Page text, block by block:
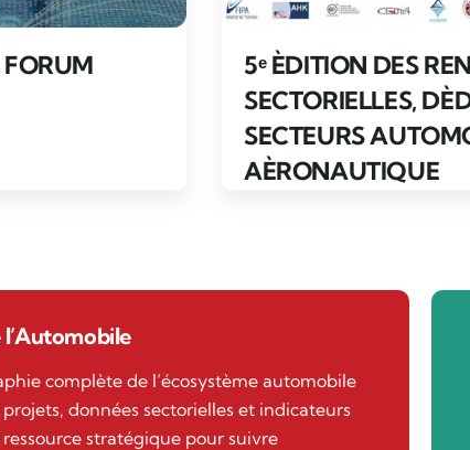
5ᵉ ÈDITION DES
SECTORIELLES,
SECTEURS
AÈRONAUTIQUE
complète de l’écosystème automobile
données sectorielles et indicateurs
stratégique pour suivre